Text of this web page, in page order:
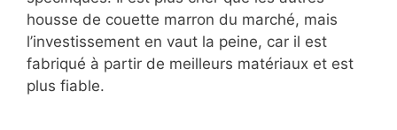
housse de couette marron du marché, mais
l’investissement en vaut la peine, car il est
fabriqué à partir de meilleurs matériaux et est
plus fiable.